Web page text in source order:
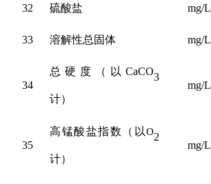
32 硫酸盐 mg/L
33 溶解性总固体 mg/L
34
总硬度（以CaCO
3
计）
mg/L
35
高锰酸盐指数（以O
2
计）
mg/L